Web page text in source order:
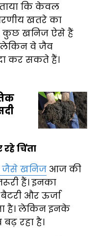
कि केवल
खतरे का
कुछ खनिज ऐसे हैं
वे जैव
कर सकते हैं।
चिंता
खनिज आज की
हैं। इनका
और ऊर्जा
है। लेकिन इनके
रहा है।